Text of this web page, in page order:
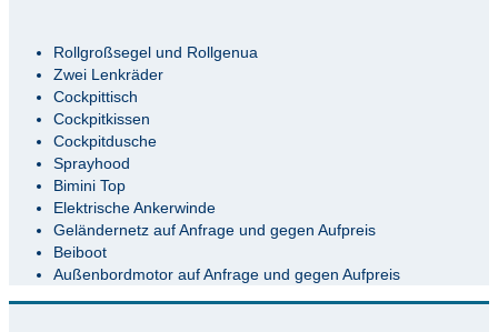
Rollgroßsegel und Rollgenua
Zwei Lenkräder
Cockpittisch
Cockpitkissen
Cockpitdusche
Sprayhood
Bimini Top
Elektrische Ankerwinde
Geländernetz auf Anfrage und gegen Aufpreis
Beiboot
Außenbordmotor auf Anfrage und gegen Aufpreis